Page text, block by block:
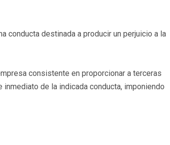
conducta destinada a producir un perjuicio a la
consistente en proporcionar a terceras
de la indicada conducta, imponiendo